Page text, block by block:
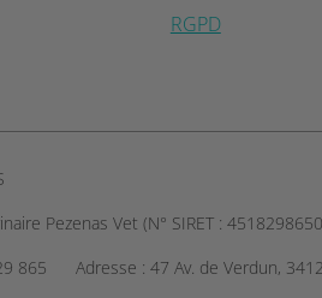
RGPD
Pezenas Vet (N° SIRET :
865 Adresse : 47 Av. de Verdun,